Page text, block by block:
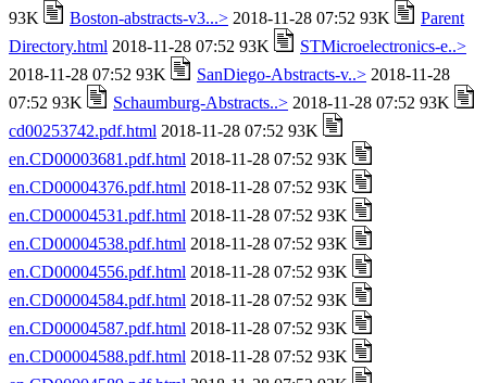
93K
Boston-abstracts-v3...> 2018-11-28 07:52 93K
Parent
Directory.html 2018-11-28 07:52 93K
STMicroelectronics-e..>
2018-11-28 07:52 93K
SanDiego-Abstracts-v..> 2018-11-28
07:52 93K
Schaumburg-Abstracts..> 2018-11-28 07:52 93K
cd00253742.pdf.html 2018-11-28 07:52 93K
en.CD00003681.pdf.html 2018-11-28 07:52 93K
en.CD00004376.pdf.html 2018-11-28 07:52 93K
en.CD00004531.pdf.html 2018-11-28 07:52 93K
en.CD00004538.pdf.html 2018-11-28 07:52 93K
en.CD00004556.pdf.html 2018-11-28 07:52 93K
en.CD00004584.pdf.html 2018-11-28 07:52 93K
en.CD00004587.pdf.html 2018-11-28 07:52 93K
en.CD00004588.pdf.html 2018-11-28 07:52 93K